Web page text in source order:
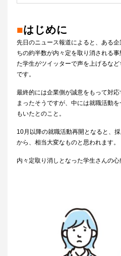
■はじめに
先日のニュース報道によると、ある
ちの約半数が内々定を取り消される
た学生がツイッターで声を上げるな
です。
最終的には企業側が誠意をもって対
まったそうですが、中には就職活動
もいたとのこと。
10月以降の就職活動再開となると、
から、相当大変なものと思われます。
内々定取り消しとなった学生さんの心